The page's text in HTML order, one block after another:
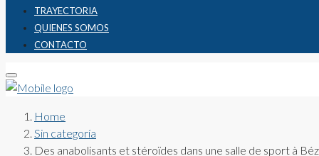
TRAYECTORIA
QUIENES SOMOS
CONTACTO
Home
Sin categoría
Des anabolisants et stéroïdes dans une salle de sport à